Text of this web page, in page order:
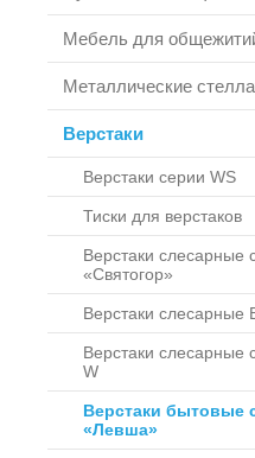
Мебель для
Металлические
Верстаки
Верстаки серии WS
Тиски для верстаков
Верстаки слесарные
«Святогор»
Верстаки слесарные
Верстаки слесарные
W
Верстаки бытовые
«Левша»